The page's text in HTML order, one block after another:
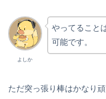
よしか
やってること
可能です。
ただ突っ張り棒はかなり